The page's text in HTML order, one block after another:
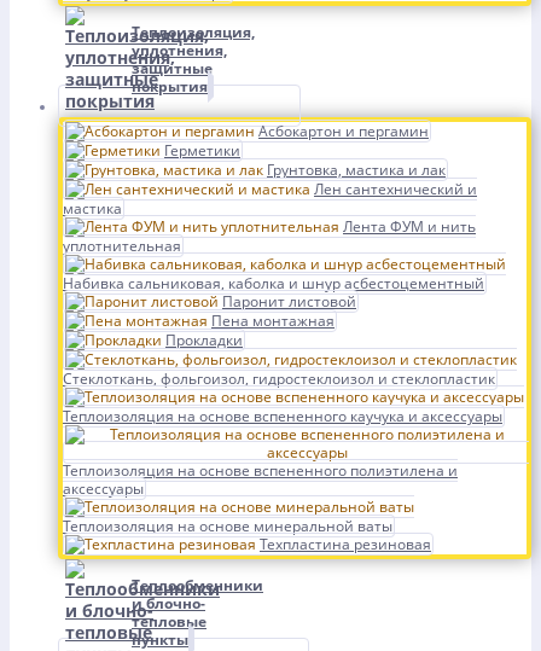
Теплоизоляция,
уплотнения,
защитные
покрытия
Асбокартон и пергамин
Герметики
Грунтовка, мастика и лак
Лен сантехнический и
мастика
Лента ФУМ и нить
уплотнительная
Набивка сальниковая, каболка и шнур асбестоцементный
Паронит листовой
Пена монтажная
Прокладки
Стеклоткань, фольгоизол, гидростеклоизол и стеклопластик
Теплоизоляция на основе вспененного каучука и аксессуары
Теплоизоляция на основе вспененного полиэтилена и
аксессуары
Теплоизоляция на основе минеральной ваты
Техпластина резиновая
Теплообменники
и блочно-
тепловые
пункты